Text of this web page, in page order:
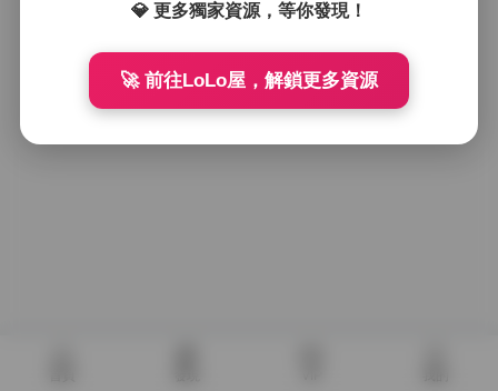
💎 更多獨家資源，等你發現！
🚀 前往LoLo屋，解鎖更多資源